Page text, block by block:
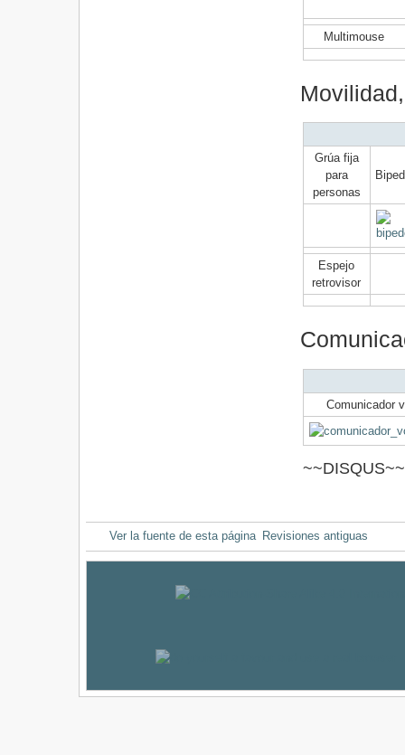
Multimouse
Grúa fija
para
personas
Espejo
retrovisor
Comunicador
~~DISQUS~~
Ver la fuente de esta página Revisiones antiguas